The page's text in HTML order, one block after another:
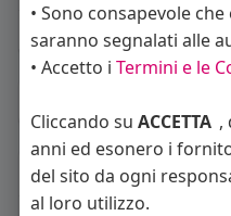
Sto cercando: donne
Seguiti (5)
• Sono consapevole
saranno segnalati alle
• Accetto i Termini e le
Cliccando su ACCETTA ,
anni ed esonero i
del sito da ogni
al loro utilizzo.